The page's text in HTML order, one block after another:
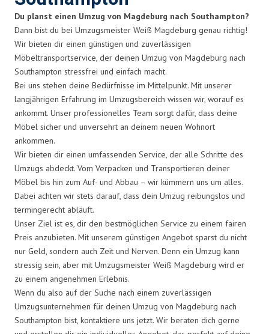
Du planst einen Umzug von Magdeburg nach Southampton?
Dann bist du bei Umzugsmeister Weiß Magdeburg genau richtig!
Wir bieten dir einen günstigen und zuverlässigen
Möbeltransportservice, der deinen Umzug von Magdeburg nach
Southampton stressfrei und einfach macht.
Bei uns stehen deine Bedürfnisse im Mittelpunkt. Mit unserer
langjährigen Erfahrung im Umzugsbereich wissen wir, worauf es
ankommt. Unser professionelles Team sorgt dafür, dass deine
Möbel sicher und unversehrt an deinem neuen Wohnort
ankommen.
Wir bieten dir einen umfassenden Service, der alle Schritte des
Umzugs abdeckt. Vom Verpacken und Transportieren deiner
Möbel bis hin zum Auf- und Abbau – wir kümmern uns um alles.
Dabei achten wir stets darauf, dass dein Umzug reibungslos und
termingerecht abläuft.
Unser Ziel ist es, dir den bestmöglichen Service zu einem fairen
Preis anzubieten. Mit unserem günstigen Angebot sparst du nicht
nur Geld, sondern auch Zeit und Nerven. Denn ein Umzug kann
stressig sein, aber mit Umzugsmeister Weiß Magdeburg wird er
zu einem angenehmen Erlebnis.
Wenn du also auf der Suche nach einem zuverlässigen
Umzugsunternehmen für deinen Umzug von Magdeburg nach
Southampton bist, kontaktiere uns jetzt. Wir beraten dich gerne